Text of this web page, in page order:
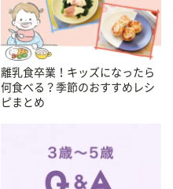
離乳食卒業！キッズになったら
何食べる？季節のおすすめレシ
ピまとめ